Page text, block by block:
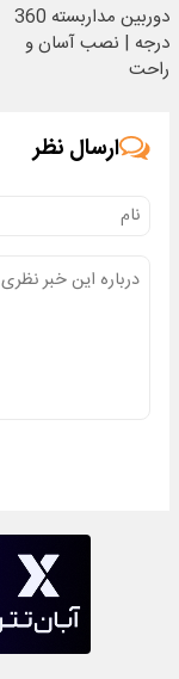
دوربین مداربسته 360
درجه | نصب آسان و
راحت
ارسال نظر